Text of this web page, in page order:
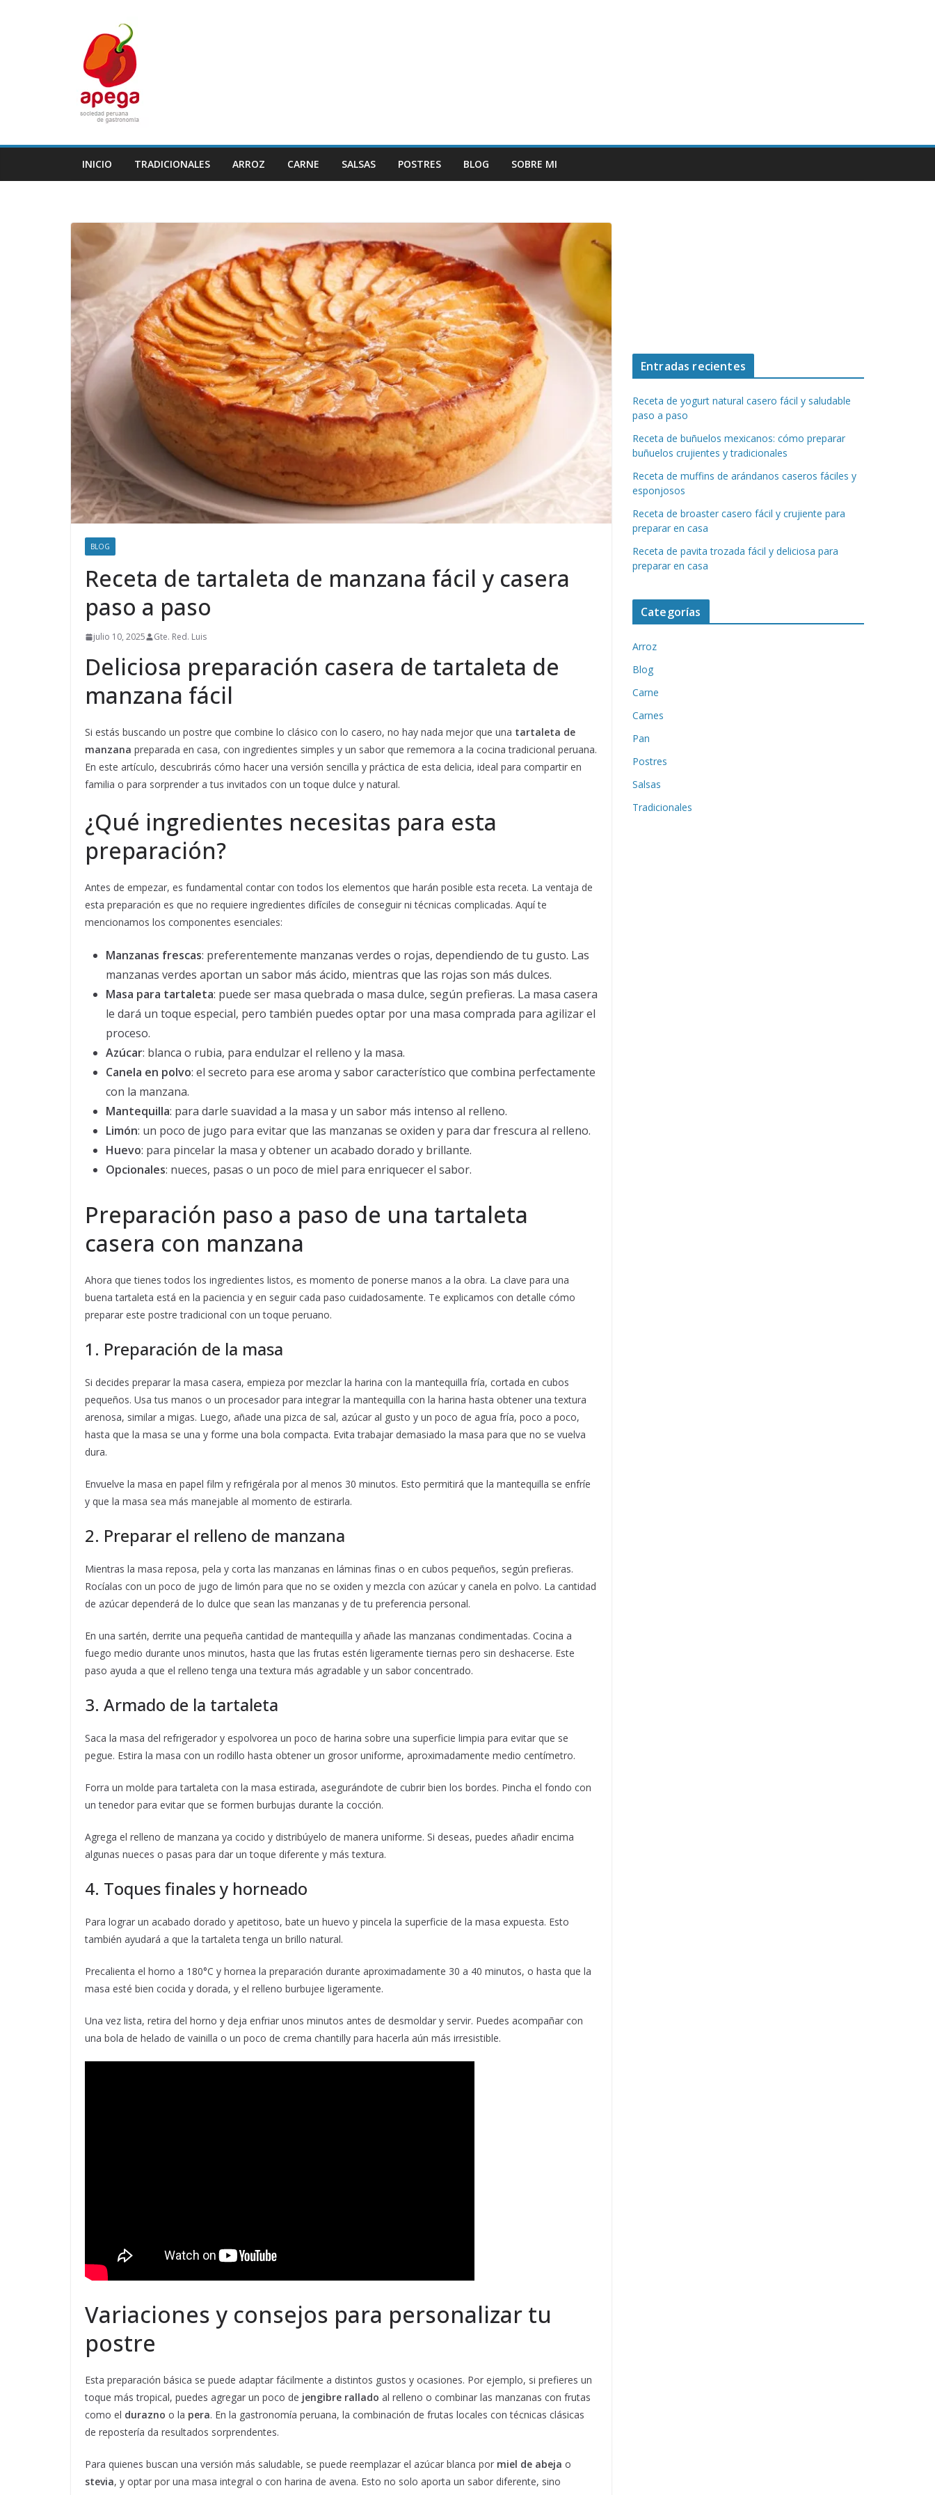
INICIO TRADICIONALES ARROZ CARNE SALSAS POSTRES BLOG SOBRE MI
BLOG
Receta de tartaleta de manzana fácil y casera
paso a paso
julio 10, 2025 Gte. Red. Luis
Deliciosa preparación casera de tartaleta de
manzana fácil
Si estás buscando un postre que combine lo clásico con lo casero, no hay nada mejor que una tartaleta de
manzana preparada en casa, con ingredientes simples y un sabor que rememora a la cocina tradicional peruana.
En este artículo, descubrirás cómo hacer una versión sencilla y práctica de esta delicia, ideal para compartir en
familia o para sorprender a tus invitados con un toque dulce y natural.
¿Qué ingredientes necesitas para esta
preparación?
Antes de empezar, es fundamental contar con todos los elementos que harán posible esta receta. La ventaja de
esta preparación es que no requiere ingredientes difíciles de conseguir ni técnicas complicadas. Aquí te
mencionamos los componentes esenciales:
Manzanas frescas: preferentemente manzanas verdes o rojas, dependiendo de tu gusto. Las
manzanas verdes aportan un sabor más ácido, mientras que las rojas son más dulces.
Masa para tartaleta: puede ser masa quebrada o masa dulce, según prefieras. La masa casera
le dará un toque especial, pero también puedes optar por una masa comprada para agilizar el
proceso.
Azúcar: blanca o rubia, para endulzar el relleno y la masa.
Canela en polvo: el secreto para ese aroma y sabor característico que combina perfectamente
con la manzana.
Mantequilla: para darle suavidad a la masa y un sabor más intenso al relleno.
Limón: un poco de jugo para evitar que las manzanas se oxiden y para dar frescura al relleno.
Huevo: para pincelar la masa y obtener un acabado dorado y brillante.
Opcionales: nueces, pasas o un poco de miel para enriquecer el sabor.
Preparación paso a paso de una tartaleta
casera con manzana
Ahora que tienes todos los ingredientes listos, es momento de ponerse manos a la obra. La clave para una
buena tartaleta está en la paciencia y en seguir cada paso cuidadosamente. Te explicamos con detalle cómo
preparar este postre tradicional con un toque peruano.
1. Preparación de la masa
Si decides preparar la masa casera, empieza por mezclar la harina con la mantequilla fría, cortada en cubos
pequeños. Usa tus manos o un procesador para integrar la mantequilla con la harina hasta obtener una textura
arenosa, similar a migas. Luego, añade una pizca de sal, azúcar al gusto y un poco de agua fría, poco a poco,
hasta que la masa se una y forme una bola compacta. Evita trabajar demasiado la masa para que no se vuelva
dura.
Envuelve la masa en papel film y refrigérala por al menos 30 minutos. Esto permitirá que la mantequilla se enfríe
y que la masa sea más manejable al momento de estirarla.
2. Preparar el relleno de manzana
Mientras la masa reposa, pela y corta las manzanas en láminas finas o en cubos pequeños, según prefieras.
Rocíalas con un poco de jugo de limón para que no se oxiden y mezcla con azúcar y canela en polvo. La cantidad
de azúcar dependerá de lo dulce que sean las manzanas y de tu preferencia personal.
En una sartén, derrite una pequeña cantidad de mantequilla y añade las manzanas condimentadas. Cocina a
fuego medio durante unos minutos, hasta que las frutas estén ligeramente tiernas pero sin deshacerse. Este
paso ayuda a que el relleno tenga una textura más agradable y un sabor concentrado.
3. Armado de la tartaleta
Saca la masa del refrigerador y espolvorea un poco de harina sobre una superficie limpia para evitar que se
pegue. Estira la masa con un rodillo hasta obtener un grosor uniforme, aproximadamente medio centímetro.
Forra un molde para tartaleta con la masa estirada, asegurándote de cubrir bien los bordes. Pincha el fondo con
un tenedor para evitar que se formen burbujas durante la cocción.
Agrega el relleno de manzana ya cocido y distribúyelo de manera uniforme. Si deseas, puedes añadir encima
algunas nueces o pasas para dar un toque diferente y más textura.
4. Toques finales y horneado
Para lograr un acabado dorado y apetitoso, bate un huevo y pincela la superficie de la masa expuesta. Esto
también ayudará a que la tartaleta tenga un brillo natural.
Precalienta el horno a 180°C y hornea la preparación durante aproximadamente 30 a 40 minutos, o hasta que la
masa esté bien cocida y dorada, y el relleno burbujee ligeramente.
Una vez lista, retira del horno y deja enfriar unos minutos antes de desmoldar y servir. Puedes acompañar con
una bola de helado de vainilla o un poco de crema chantilly para hacerla aún más irresistible.
Variaciones y consejos para personalizar tu
postre
Esta preparación básica se puede adaptar fácilmente a distintos gustos y ocasiones. Por ejemplo, si prefieres un
toque más tropical, puedes agregar un poco de jengibre rallado al relleno o combinar las manzanas con frutas
como el durazno o la pera. En la gastronomía peruana, la combinación de frutas locales con técnicas clásicas
de repostería da resultados sorprendentes.
Para quienes buscan una versión más saludable, se puede reemplazar el azúcar blanca por miel de abeja o
stevia, y optar por una masa integral o con harina de avena. Esto no solo aporta un sabor diferente, sino
Entradas recientes
Receta de yogurt natural casero fácil y saludable
paso a paso
Receta de buñuelos mexicanos: cómo preparar
buñuelos crujientes y tradicionales
Receta de muffins de arándanos caseros fáciles y
esponjosos
Receta de broaster casero fácil y crujiente para
preparar en casa
Receta de pavita trozada fácil y deliciosa para
preparar en casa
Categorías
Arroz
Blog
Carne
Carnes
Pan
Postres
Salsas
Tradicionales